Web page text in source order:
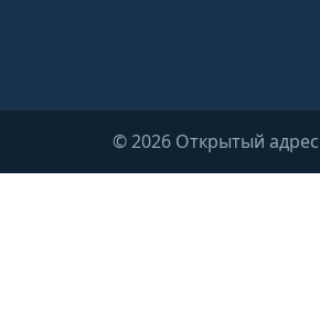
© 2026 Открытый